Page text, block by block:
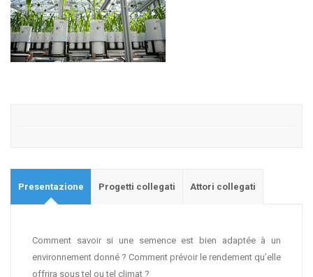
Presentazione Progetti collegati Attori collegati
Comment savoir si une semence est bien adaptée à un
environnement donné ? Comment prévoir le rendement qu’elle
offrira sous tel ou tel climat ?